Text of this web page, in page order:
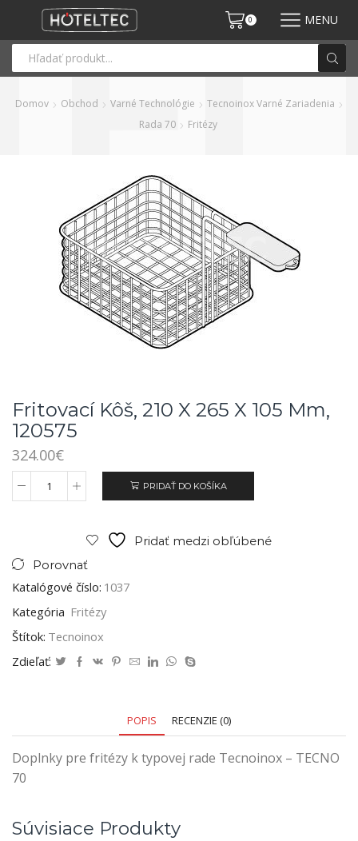
0 MENU
Domov Obchod Varné Technológie
Tecnoinox Varné Zariadenia
Rada 70
Fritézy
Fritovací Kôš, 210 X 265 X 105 Mm,
120575
324.00€
PRIDAŤ DO KOŠÍKA
Pridať medzi obľúbené
Porovnať
Katalógové číslo: 1037
Kategória Fritézy
Štítok: Tecnoinox
Zdieľať:
POPIS RECENZIE (0)
Doplnky pre fritézy k typovej rade Tecnoinox – TECNO
70
Súvisiace Produkty